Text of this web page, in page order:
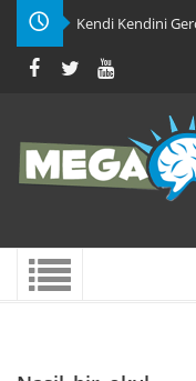
Kendi Kendini